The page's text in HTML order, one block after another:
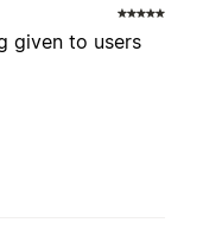
given to users